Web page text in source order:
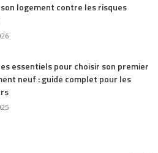
logement contre les risques
essentiels pour choisir son premier
neuf : guide complet pour les